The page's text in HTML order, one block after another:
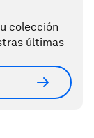
colección
últimas